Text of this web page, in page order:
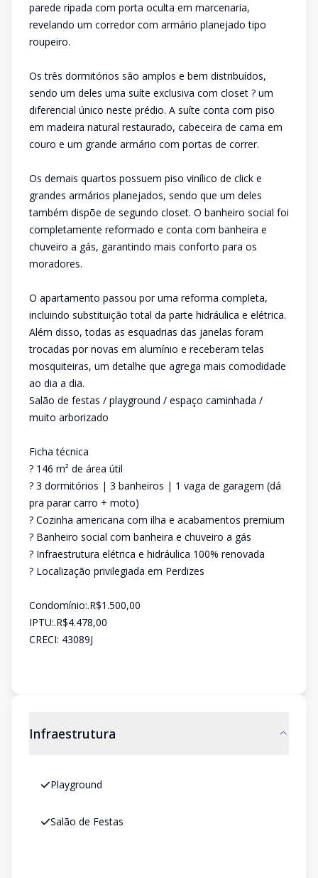
parede ripada com porta oculta em marcenaria,
revelando um corredor com armário planejado tipo
roupeiro.
Os três dormitórios são amplos e bem distribuídos,
sendo um deles uma suíte exclusiva com closet ? um
diferencial único neste prédio. A suíte conta com piso
em madeira natural restaurado, cabeceira de cama em
couro e um grande armário com portas de correr.
Os demais quartos possuem piso vinílico de click e
grandes armários planejados, sendo que um deles
também dispõe de segundo closet. O banheiro social foi
completamente reformado e conta com banheira e
chuveiro a gás, garantindo mais conforto para os
moradores.
O apartamento passou por uma reforma completa,
incluindo substituição total da parte hidráulica e elétrica.
Além disso, todas as esquadrias das janelas foram
trocadas por novas em alumínio e receberam telas
mosquiteiras, um detalhe que agrega mais comodidade
ao dia a dia.
Salão de festas / playground / espaço caminhada /
muito arborizado
Ficha técnica
? 146 m² de área útil
? 3 dormitórios | 3 banheiros | 1 vaga de garagem (dá
pra parar carro + moto)
? Cozinha americana com ilha e acabamentos premium
? Banheiro social com banheira e chuveiro a gás
? Infraestrutura elétrica e hidráulica 100% renovada
? Localização privilegiada em Perdizes
Condomínio:.R$1.500,00
IPTU:.R$4.478,00
CRECI: 43089J
Infraestrutura
Playground
Salão de Festas